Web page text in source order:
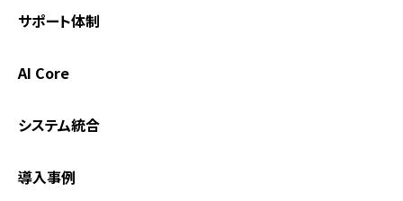
サポート体制
AI Core
システム統合
導入事例